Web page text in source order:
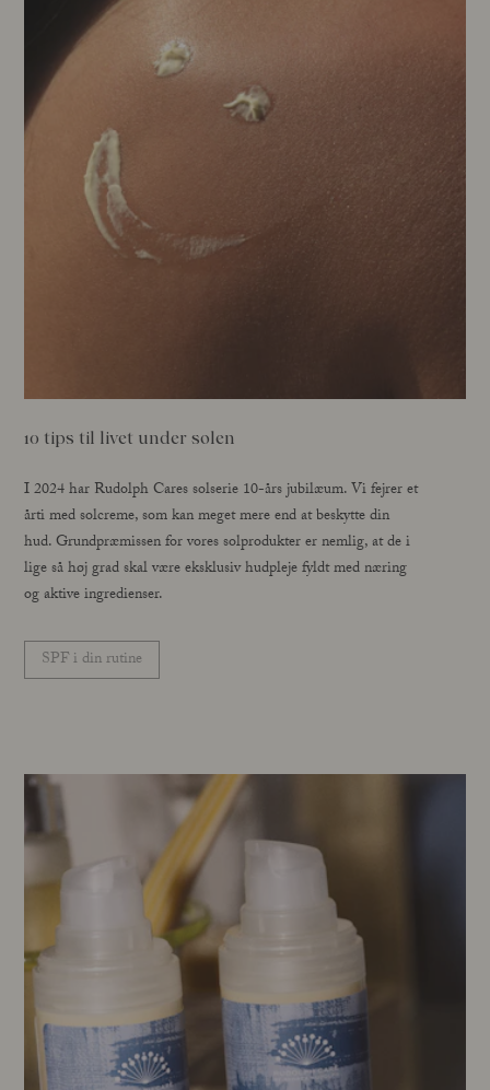
10 tips til livet under solen
I 2024 har Rudolph Cares solserie 10-års jubilæum. Vi fejrer et
årti med solcreme, som kan meget mere end at beskytte din
hud. Grundpræmissen for vores solprodukter er nemlig, at de i
lige så høj grad skal være eksklusiv hudpleje fyldt med næring
og aktive ingredienser.
SPF i din rutine